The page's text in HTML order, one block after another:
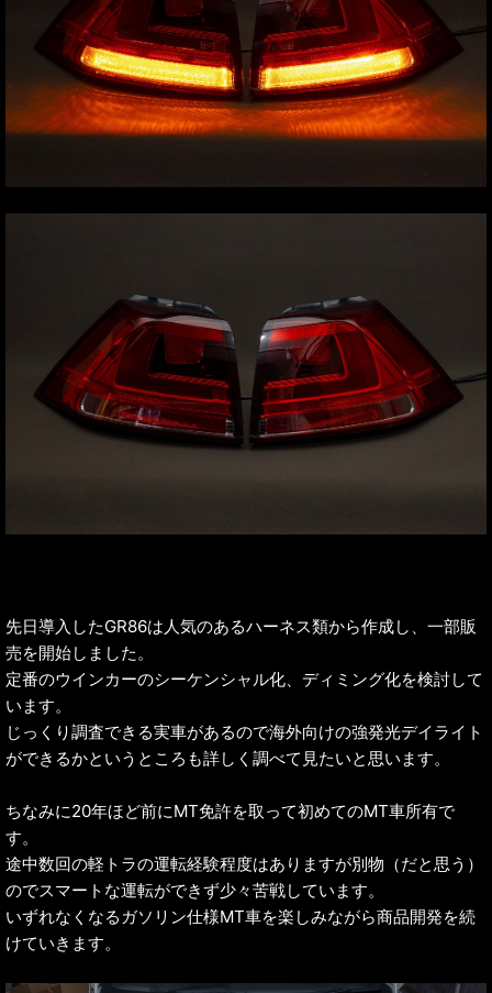
先日導入したGR86は人気のあるハーネス類から作成し、一部販
売を開始しました。
定番のウインカーのシーケンシャル化、ディミング化を検討して
います。
じっくり調査できる実車があるので海外向けの強発光デイライト
ができるかというところも詳しく調べて見たいと思います。
ちなみに20年ほど前にMT免許を取って初めてのMT車所有で
す。
途中数回の軽トラの運転経験程度はありますが別物（だと思う）
のでスマートな運転ができず少々苦戦しています。
いずれなくなるガソリン仕様MT車を楽しみながら商品開発を続
けていきます。